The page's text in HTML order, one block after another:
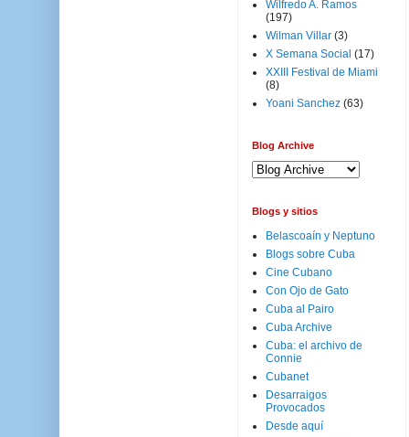
Wilfredo A. Ramos
(197)
Wilman Villar (3)
X Semana Social (17)
XXIII Festival de Miami
(8)
Yoani Sanchez (63)
Blog Archive
Blogs y sitios
Belascoaín y Neptuno
Blogs sobre Cuba
Cine Cubano
Con Ojo de Gato
Cuba al Pairo
Cuba Archive
Cuba: el archivo de
Connie
Cubanet
Desarraigos
Provocados
Desde aquí